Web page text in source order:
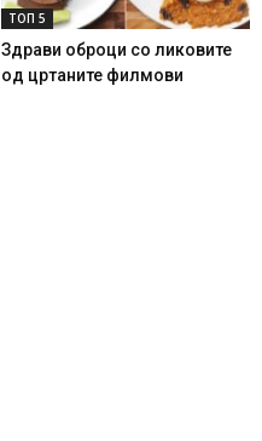
ТОП 5
Здрави оброци со ликовите
од цртаните филмови